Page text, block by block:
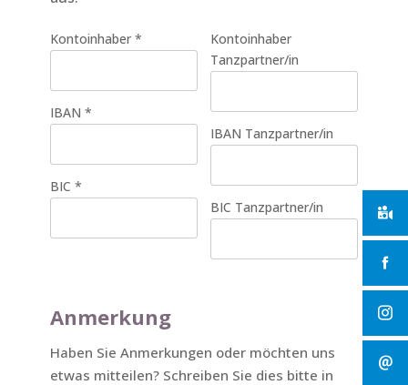
Kontoinhaber *
IBAN *
BIC *
Kontoinhaber
Tanzpartner/in
IBAN Tanzpartner/in
BIC Tanzpartner/in
Anmerkung
Haben Sie Anmerkungen oder möchten uns
etwas mitteilen? Schreiben Sie dies bitte in